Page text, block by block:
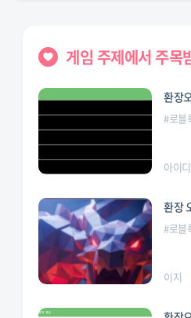
게임 주제에서 주목
환장
#로블
아이디
환장
#로블
이지